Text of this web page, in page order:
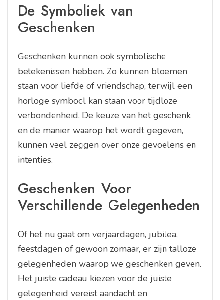
De Symboliek van
Geschenken
Geschenken kunnen ook symbolische
betekenissen hebben. Zo kunnen bloemen
staan voor liefde of vriendschap, terwijl een
horloge symbool kan staan voor tijdloze
verbondenheid. De keuze van het geschenk
en de manier waarop het wordt gegeven,
kunnen veel zeggen over onze gevoelens en
intenties.
Geschenken Voor
Verschillende Gelegenheden
Of het nu gaat om verjaardagen, jubilea,
feestdagen of gewoon zomaar, er zijn talloze
gelegenheden waarop we geschenken geven.
Het juiste cadeau kiezen voor de juiste
gelegenheid vereist aandacht en